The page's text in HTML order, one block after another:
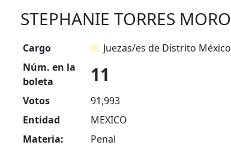
STEPHANIE TORRES MORO
Cargo
Juezas/es de Distrito México
Núm. en la
boleta
11
Votos
91,993
Entidad
MEXICO
Materia:
Penal